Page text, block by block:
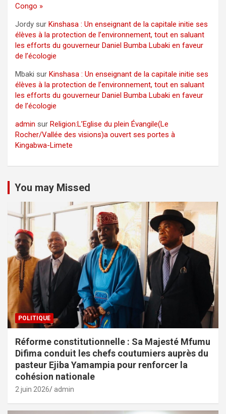
Congo »
Jordy sur Kinshasa : Un enseignant de la capitale initie ses
élèves à la protection de l’environnement, tout en saluant
les efforts du gouverneur Daniel Bumba Lubaki en faveur
de l’écologie
Mbaki sur Kinshasa : Un enseignant de la capitale initie ses
élèves à la protection de l’environnement, tout en saluant
les efforts du gouverneur Daniel Bumba Lubaki en faveur
de l’écologie
admin sur Religion:L’Eglise du plein Évangile(Le
Rocher/Vallée des visions)a ouvert ses portes à
Kingabwa-Limete
You may Missed
POLITIQUE
Réforme constitutionnelle : Sa Majesté Mfumu
Difima conduit les chefs coutumiers auprès du
pasteur Ejiba Yamampia pour renforcer la
cohésion nationale
2 juin 2026 admin